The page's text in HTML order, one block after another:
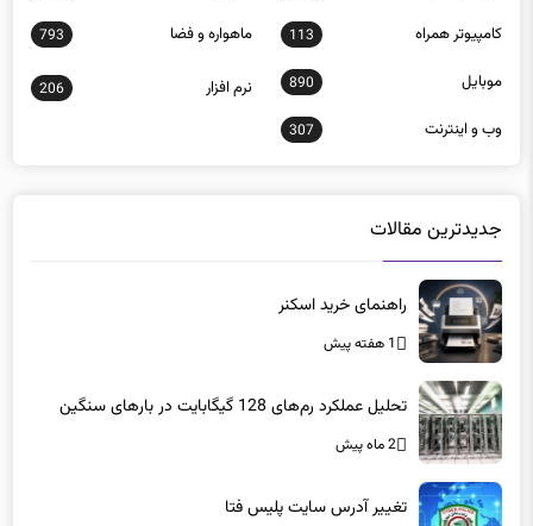
كامپيوتر همراه 113 ماهواره و فضا 793
موبايل 890 نرم افزار 206
وب و اينترنت 307
جدیدترین مقالات
راهنمای خرید اسکنر
1 هفته پیش
تحلیل عملکرد رم‌های 128 گیگابایت در بارهای سنگین
2 ماه پیش
تغییر آدرس سایت پلیس فتا